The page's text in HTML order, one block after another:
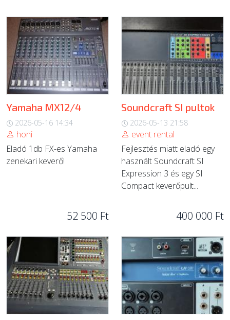
Yamaha MX12/4
2026-05-16 14:34
honi
Eladó 1db FX-es Yamaha
zenekari keverő!
52 500 Ft
Soundcraft SI pultok
2026-05-13 21:58
event rental
Fejlesztés miatt eladó egy
használt Soundcraft SI
Expression 3 és egy SI
Compact keverőpult...
400 000 Ft